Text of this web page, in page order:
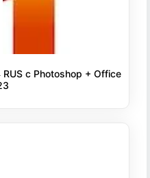
с Photoshop + Office